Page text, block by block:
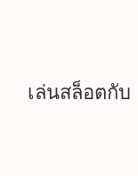
เล่นสล็อตกับ